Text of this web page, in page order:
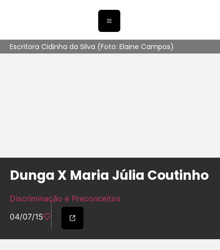
Escritora Cidinha da Silva (Foto: Elaine Campos)
Dunga X Maria Júlia Coutinho
Discriminação e Preconceitos
04/07/15